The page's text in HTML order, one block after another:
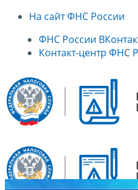
На сайт ФНС России
ФНС России
Контакт-центр ФНС